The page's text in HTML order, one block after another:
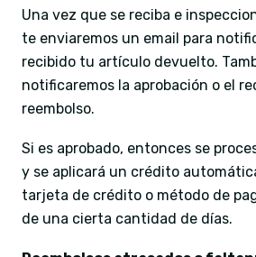
Una vez que se reciba e
te enviaremos un email para
recibido tu artículo devuelto.
notificaremos la aprobación o el
reembolso.
Si es aprobado, entonces se
y se aplicará un crédito
tarjeta de crédito o método de
de una cierta cantidad de días.